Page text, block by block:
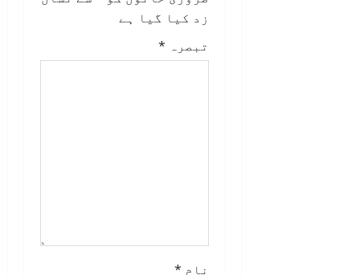
زد کیا گیا ہے
تبصرہ *
نام *